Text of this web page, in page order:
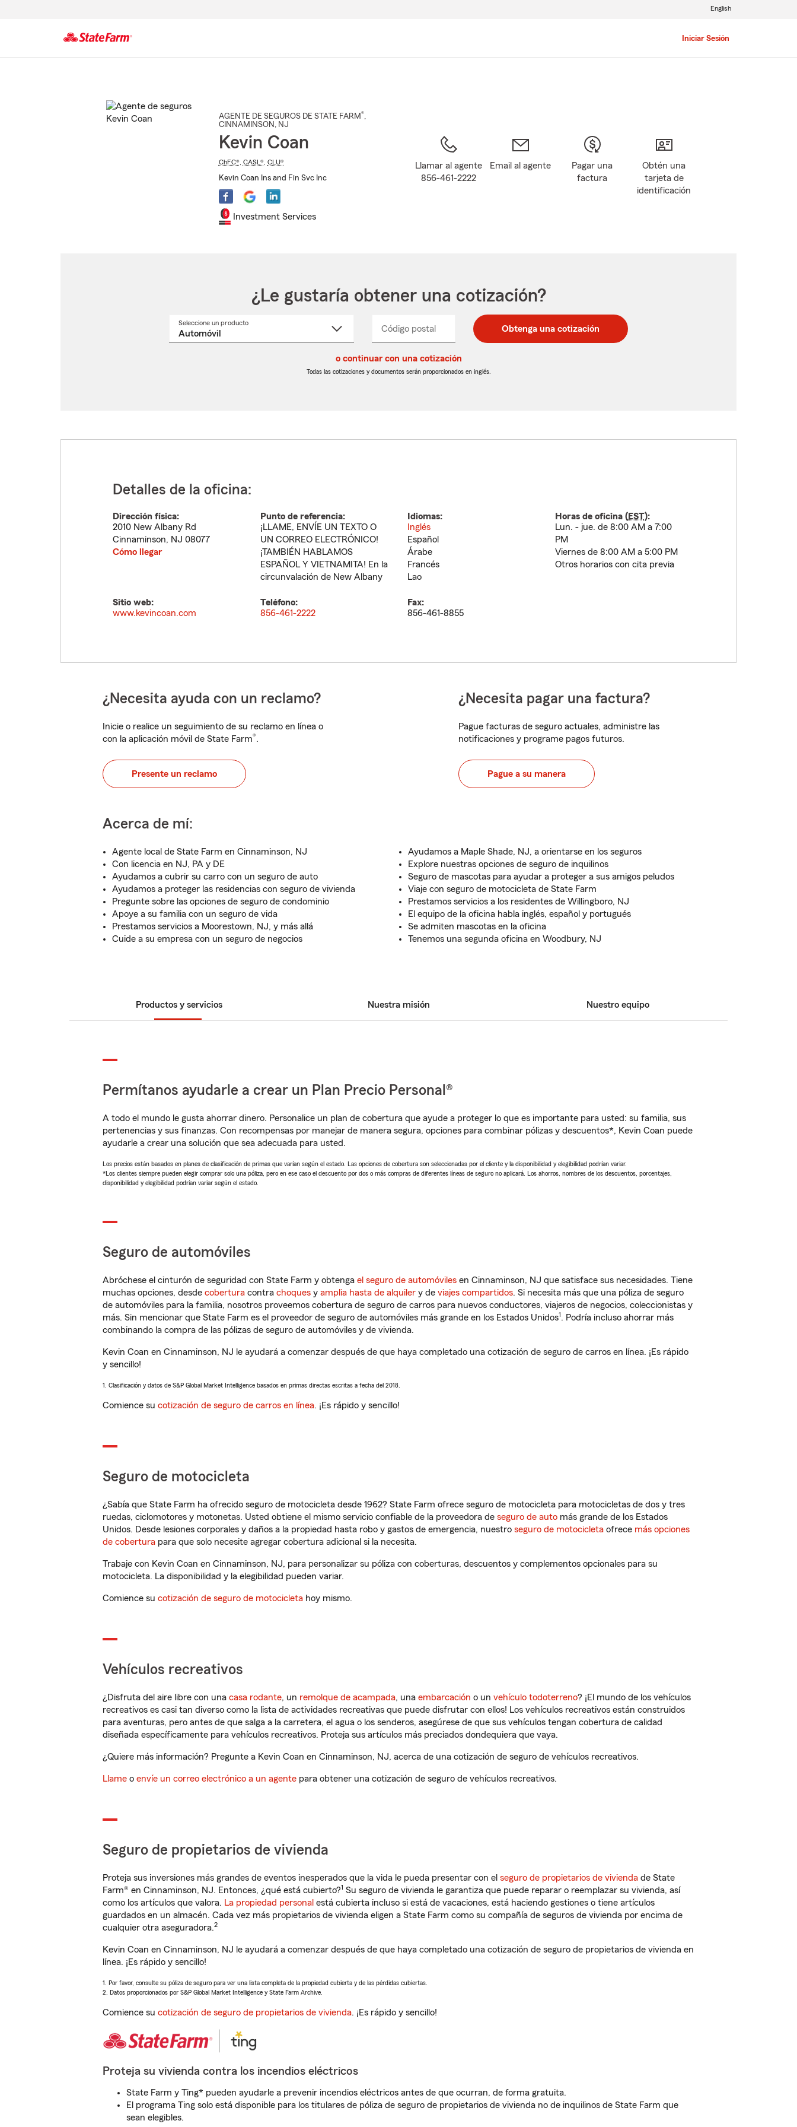
Iniciar Sesión
English
AGENTE DE SEGUROS DE STATE FARM®,
CINNAMINSON , NJ
Kevin Coan
ChFC®, CASL®, CLU®
Kevin Coan Ins and Fin Svc Inc
Investment Services
Llamar al agente
856-461-2222
Email al agente
Pagar una
factura
Obtén una
tarjeta de
identificación
¿Le gustaría obtener una cotización?
Seleccione un productoSeleccione
Código postal
postal
de
postal
de
_____ Obtenga una cotización
o continuar con una cotización
Todas las cotizaciones y documentos serán proporcionados en inglés.
Detalles de la oficina:
Dirección física:
2010 New Albany Rd
Cinnaminson, NJ 08077
Cómo llegar
Punto de referencia:
¡LLAME, ENVÍE UN TEXTO O
UN CORREO ELECTRÓNICO!
¡TAMBIÉN HABLAMOS
ESPAÑOL Y VIETNAMITA! En la
circunvalación de New Albany
Idiomas:
Inglés
Español
Árabe
Francés
Lao
Horas de oficina (EST):
Lun. - jue. de 8:00 AM a 7:00
PM
Viernes de 8:00 AM a 5:00 PM
Otros horarios con cita previa
Sitio web:
www.kevincoan.com
Teléfono:
856-461-2222
Fax:
856-461-8855
¿Necesita ayuda con un reclamo?
Inicie o realice un seguimiento de su reclamo en línea o
con la aplicación móvil de State Farm®.
Presente un reclamo
¿Necesita pagar una factura?
Pague facturas de seguro actuales, administre las
notificaciones y programe pagos futuros.
Pague a su manera
Acerca de mí:
Agente local de State Farm en Cinnaminson, NJ
Con licencia en NJ, PA y DE
Ayudamos a cubrir su carro con un seguro de auto
Ayudamos a proteger las residencias con seguro de vivienda
Pregunte sobre las opciones de seguro de condominio
Apoye a su familia con un seguro de vida
Prestamos servicios a Moorestown, NJ, y más allá
Cuide a su empresa con un seguro de negocios
Ayudamos a Maple Shade, NJ, a orientarse en los seguros
Explore nuestras opciones de seguro de inquilinos
Seguro de mascotas para ayudar a proteger a sus amigos peludos
Viaje con seguro de motocicleta de State Farm
Prestamos servicios a los residentes de Willingboro, NJ
El equipo de la oficina habla inglés, español y portugués
Se admiten mascotas en la oficina
Tenemos una segunda oficina en Woodbury, NJ
Productos y servicios Nuestra misión Nuestro equipo
Permítanos ayudarle a crear un Plan Precio Personal®
A todo el mundo le gusta ahorrar dinero. Personalice un plan de cobertura que ayude a proteger lo que es importante para usted: su familia, sus
pertenencias y sus finanzas. Con recompensas por manejar de manera segura, opciones para combinar pólizas y descuentos*, Kevin Coan puede
ayudarle a crear una solución que sea adecuada para usted.
Los precios están basados en planes de clasificación de primas que varían según el estado. Las opciones de cobertura son seleccionadas por el cliente y la disponibilidad y elegibilidad podrían variar.
*Los clientes siempre pueden elegir comprar solo una póliza, pero en ese caso el descuento por dos o más compras de diferentes líneas de seguro no aplicará. Los ahorros, nombres de los descuentos, porcentajes,
disponibilidad y elegibilidad podrían variar según el estado.
Seguro de automóviles
Abróchese el cinturón de seguridad con State Farm y obtenga el seguro de automóviles en Cinnaminson, NJ que satisface sus necesidades. Tiene
muchas opciones, desde cobertura contra choques y amplia hasta de alquiler y de viajes compartidos. Si necesita más que una póliza de seguro
de automóviles para la familia, nosotros proveemos cobertura de seguro de carros para nuevos conductores, viajeros de negocios, coleccionistas y
más. Sin mencionar que State Farm es el proveedor de seguro de automóviles más grande en los Estados Unidos1. Podría incluso ahorrar más
combinando la compra de las pólizas de seguro de automóviles y de vivienda.
Kevin Coan en Cinnaminson, NJ le ayudará a comenzar después de que haya completado una cotización de seguro de carros en línea. ¡Es rápido
y sencillo!
1. Clasificación y datos de S&P Global Market Intelligence basados en primas directas escritas a fecha del 2018.
Comience su cotización de seguro de carros en línea. ¡Es rápido y sencillo!
Seguro de motocicleta
¿Sabía que State Farm ha ofrecido seguro de motocicleta desde 1962? State Farm ofrece seguro de motocicleta para motocicletas de dos y tres
ruedas, ciclomotores y motonetas. Usted obtiene el mismo servicio confiable de la proveedora de seguro de auto más grande de los Estados
Unidos. Desde lesiones corporales y daños a la propiedad hasta robo y gastos de emergencia, nuestro seguro de motocicleta ofrece más opciones
de cobertura para que solo necesite agregar cobertura adicional si la necesita.
Trabaje con Kevin Coan en Cinnaminson, NJ, para personalizar su póliza con coberturas, descuentos y complementos opcionales para su
motocicleta. La disponibilidad y la elegibilidad pueden variar.
Comience su cotización de seguro de motocicleta hoy mismo.
Vehículos recreativos
¿Disfruta del aire libre con una casa rodante, un remolque de acampada, una embarcación o un vehículo todoterreno? ¡El mundo de los vehículos
recreativos es casi tan diverso como la lista de actividades recreativas que puede disfrutar con ellos! Los vehículos recreativos están construidos
para aventuras, pero antes de que salga a la carretera, el agua o los senderos, asegúrese de que sus vehículos tengan cobertura de calidad
diseñada específicamente para vehículos recreativos. Proteja sus artículos más preciados dondequiera que vaya.
¿Quiere más información? Pregunte a Kevin Coan en Cinnaminson, NJ, acerca de una cotización de seguro de vehículos recreativos.
Llame o envíe un correo electrónico a un agente para obtener una cotización de seguro de vehículos recreativos.
Seguro de propietarios de vivienda
Proteja sus inversiones más grandes de eventos inesperados que la vida le pueda presentar con el seguro de propietarios de vivienda de State
Farm® en Cinnaminson, NJ. Entonces, ¿qué está cubierto?1 Su seguro de vivienda le garantiza que puede reparar o reemplazar su vivienda, así
como los artículos que valora. La propiedad personal está cubierta incluso si está de vacaciones, está haciendo gestiones o tiene artículos
guardados en un almacén. Cada vez más propietarios de vivienda eligen a State Farm como su compañía de seguros de vivienda por encima de
cualquier otra aseguradora.2
Kevin Coan en Cinnaminson, NJ le ayudará a comenzar después de que haya completado una cotización de seguro de propietarios de vivienda en
línea. ¡Es rápido y sencillo!
1. Por favor, consulte su póliza de seguro para ver una lista completa de la propiedad cubierta y de las pérdidas cubiertas.
2. Datos proporcionados por S&P Global Market Intelligence y State Farm Archive.
Comience su cotización de seguro de propietarios de vivienda. ¡Es rápido y sencillo!
Proteja su vivienda contra los incendios eléctricos
State Farm y Ting* pueden ayudarle a prevenir incendios eléctricos antes de que ocurran, de forma gratuita.
El programa Ting solo está disponible para los titulares de póliza de seguro de propietarios de vivienda no de inquilinos de State Farm que
sean elegibles.